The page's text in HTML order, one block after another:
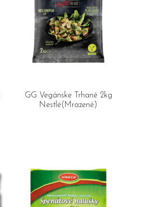
GG Vegánske Trhané 2kg
Nestlé(Mrazené)